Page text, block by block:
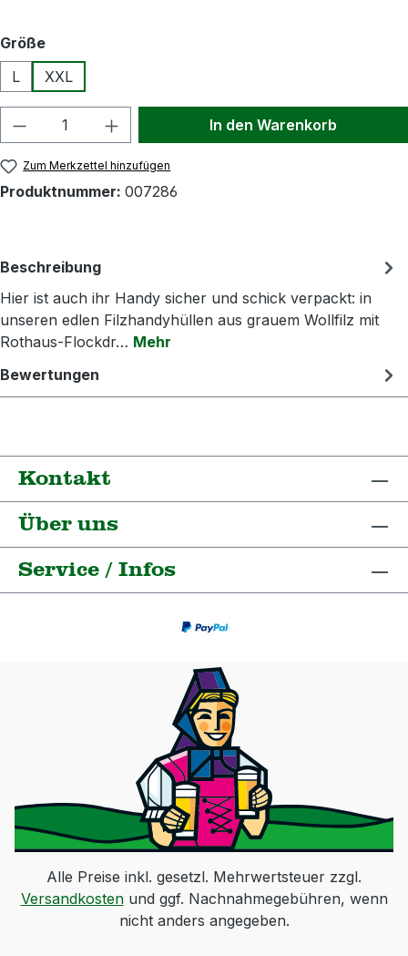
Größeauswählen
L
XXL
Produkt Anzahl: Gib den gewünschten
In den Warenkorb
Zum Merkzettel hinzufügen
Produktnummer: 007286
Beschreibung
Hier ist auch ihr Handy sicher und schick verpackt: in
unseren edlen Filzhandyhüllen aus grauem Wollfilz mit
Rothaus-Flockdr… Mehr
Bewertungen
Kontakt
Über uns
Service / Infos
Alle Preise inkl. gesetzl. Mehrwertsteuer zzgl.
Versandkostenund ggf. Nachnahmegebühren, wenn
nicht anders angegeben.